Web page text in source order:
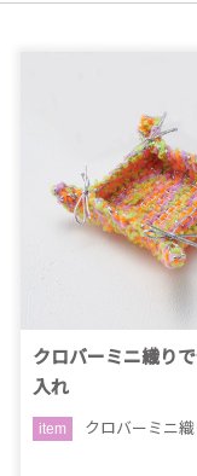
クロバーミニ織り
入れ
item クロバーミニ織